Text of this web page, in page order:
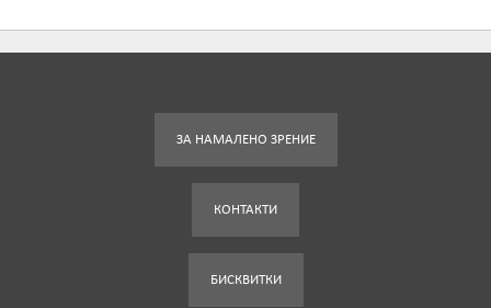
ЗА НАМАЛЕНО ЗРЕНИЕ
КОНТАКТИ
БИСКВИТКИ